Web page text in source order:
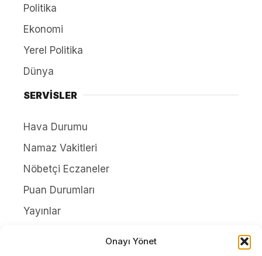
Onayı Yönet
Politika
Ekonomi
Yerel Politika
Dünya
SERVİSLER
Hava Durumu
Namaz Vakitleri
Nöbetçi Eczaneler
Puan Durumları
Yayınlar